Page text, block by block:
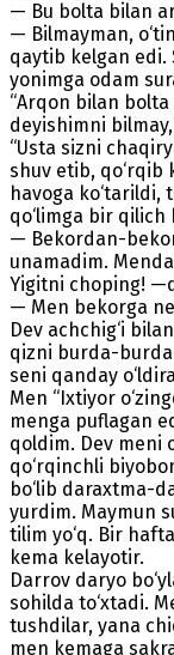
— Bu bolta bilan
— Bilmayman,
qaytib kelgan
yonimga odam
“Arqon bilan bolta
deyishimni bilmay,
“Usta sizni
shuv etib, qo‘rqib
havoga ko‘tarildi,
qo‘limga bir
— Bekordan-
unamadim.
Yigitni choping!
— Men bekorga
Dev achchig‘i
qizni burda-burda
seni qanday
Men “Ixtiyor
menga puflagan
qoldim. Dev meni
qo‘rqinchli
bo‘lib daraxtma-
yurdim. Maymun
tilim yo‘q. Bir
kema kelayotir.
Darrov daryo
sohilda to‘xtadi.
tushdilar, yana
men kemaga